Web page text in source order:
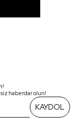
haberdar olun!
KAYDOL